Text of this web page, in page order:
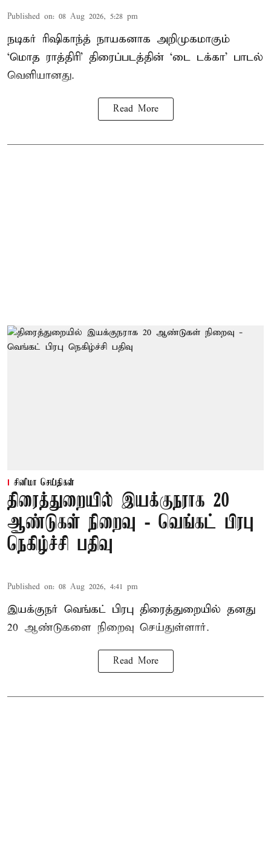
Published on: 08 Aug 2026, 5:28 pm
நடிகர் ரிஷிகாந்த் நாயகனாக அறிமுகமாகும்
‘மொத ராத்திரி’ திரைப்படத்தின் ‘டை டக்கா’ பாடல்
வெளியானது.
Read More
சினிமா செய்திகள்
திரைத்துறையில் இயக்குநராக 20
ஆண்டுகள் நிறைவு - வெங்கட் பிரபு
நெகிழ்ச்சி பதிவு
Published on: 08 Aug 2026, 4:41 pm
இயக்குநர் வெங்கட் பிரபு திரைத்துறையில் தனது
20 ஆண்டுகளை நிறைவு செய்துள்ளார்.
Read More